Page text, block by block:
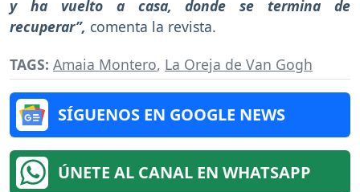
y ha vuelto a casa, donde se termina de
recuperar”, comenta la revista.
TAGS: Amaia Montero, La Oreja de Van Gogh
SÍGUENOS EN GOOGLE NEWS
ÚNETE AL CANAL EN WHATSAPP